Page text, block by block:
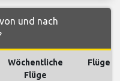
und nach
Wöchentliche
Flüge
Flüge